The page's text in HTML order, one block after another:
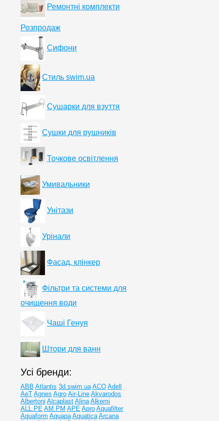
Ремонтні комплекти
Розпродаж
Сифони
Стиль swim.ua
Сушарки для взуття
Сушки для рушників
Точкове освітлення
Умивальники
Унітази
Урінали
Фасад, клінкер
Фільтри та системи для
очищення води
Чаші Генуя
Штори для ванн
Усі бренди:
ABB Atlantis 3d.swim.ua ACO Adell
AeT Agnes Agro Air-Line Akvarodos
Albertoni Alcaplast Alina Alkemi
ALL.PE AM.PM APE Apro Aquafilter
Aquaform Aquapa Aquatica Arcana